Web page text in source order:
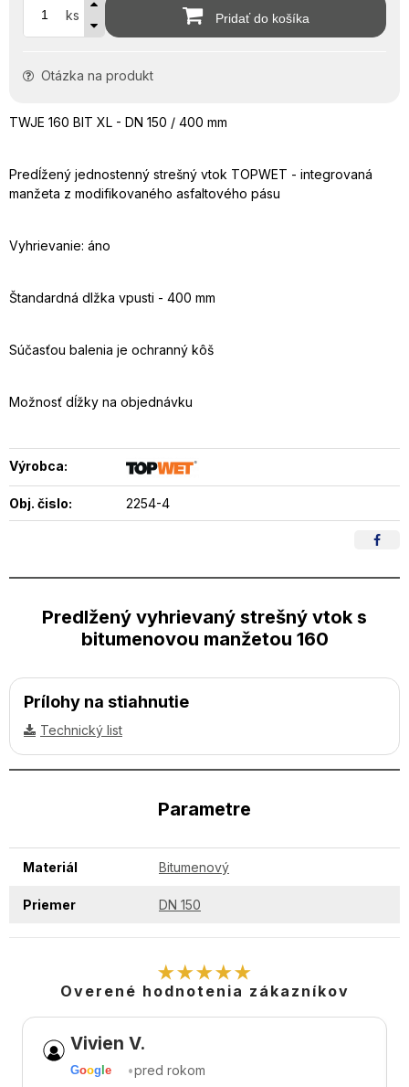
ks Pridať do košíka
Otázka na produkt
TWJE 160 BIT XL - DN 150 / 400 mm
Predĺžený jednostenný strešný vtok TOPWET - integrovaná
manžeta z modifikovaného asfaltového pásu
Vyhrievanie: áno
Štandardná dlžka vpusti - 400 mm
Súčasťou balenia je ochranný kôš
Možnosť dĺžky na objednávku
Výrobca:
Obj. čislo: 2254-4
Predlžený vyhrievaný strešný vtok s
bitumenovou manžetou 160
Prílohy na stiahnutie
Technický list
Parametre
Materiál Bitumenový
Priemer DN 150
★★★★★
Overené hodnotenia zákazníkov
Vivien V.
Goog le •pred rokom